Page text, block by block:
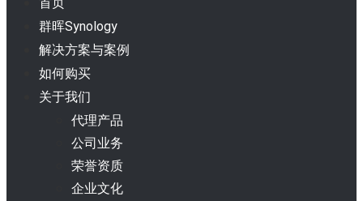
群晖Synology
解决方案与案例
如何购买
关于我们
代理产品
公司业务
荣誉资质
企业文化